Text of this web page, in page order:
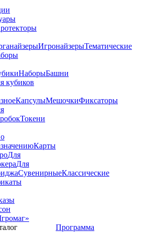
ИгронайзерыТематические
НаборыБашни
кубиков
КапсулыМешочкиФиксаторы
Токени
Карты
Для
Для
СувенирныеКлассические
Программа